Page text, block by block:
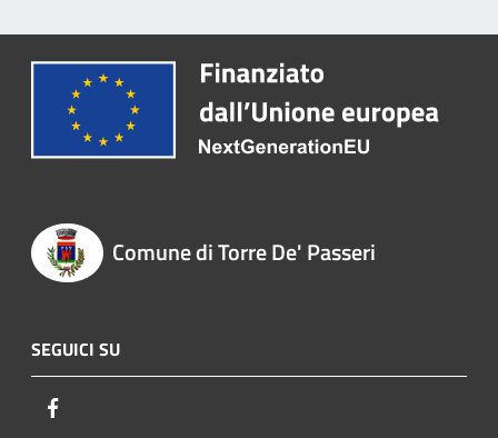
Comune di Torre De' Passeri
SEGUICI SU